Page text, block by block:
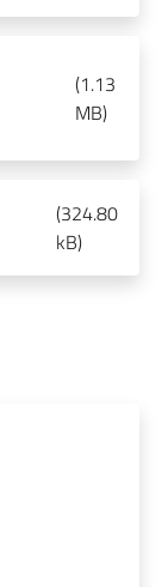
(1.13
MB)
(324.80
kB)